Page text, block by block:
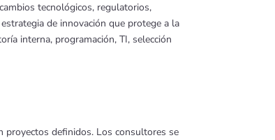
tecnológicos, regulatorios,
de innovación que protege a la
interna, programación, TI, selección
proyectos definidos. Los consultores se